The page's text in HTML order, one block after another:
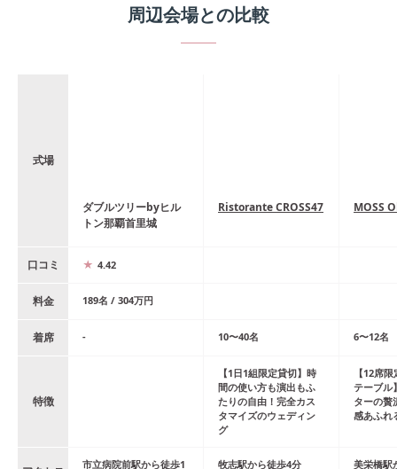
周辺会場との比較
式場
ダブルツリーbyヒル
トン那覇首里城
Ristorante CROSS47 MOSS
口コミ 4.42
料金 189名 / 304万円
着席 - 10〜40名 6〜12名
特徴
【1日1組限定貸切】時
間の使い方も演出もふ
たりの自由！完全カス
タマイズのウェディン
グ
【12席
テーブル
ターの贅
感あふれ
市立病院前駅から徒歩1
牧志駅から徒歩4分 美栄橋駅